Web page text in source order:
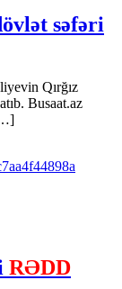
səfəri
Qırğız
Busaat.az
RƏDD